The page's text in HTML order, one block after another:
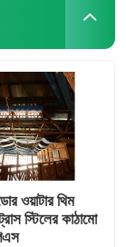
ওয়াটার থিম
স্টিলের কাঠামো